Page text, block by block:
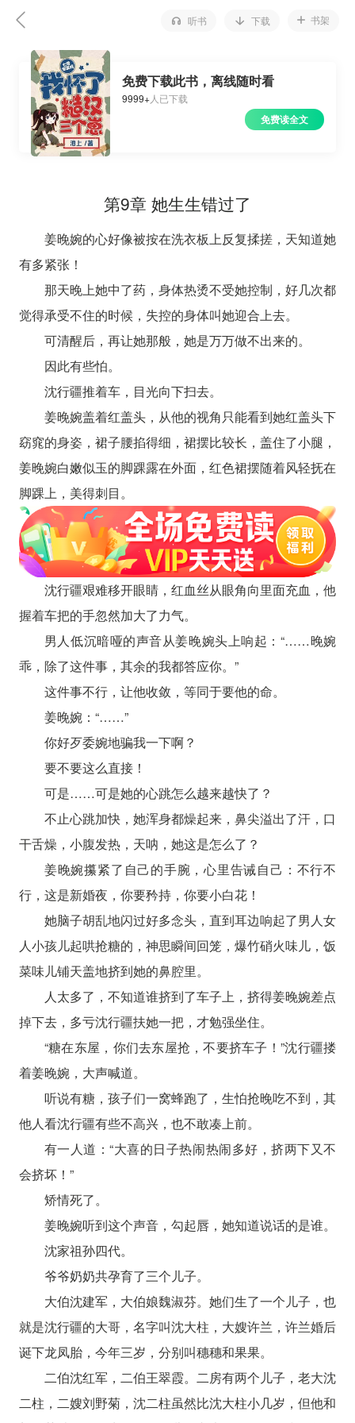
听书 下载 书架
免费下载此书，离线随时看
9999+人已下载
免费读全文
第9章 她生生错过了
姜晚婉的心好像被按在洗衣板上反复揉搓，天知道她
有多紧张！
那天晚上她中了药，身体热烫不受她控制，好几次都
觉得承受不住的时候，失控的身体叫她迎合上去。
可清醒后，再让她那般，她是万万做不出来的。
因此有些怕。
沈行疆推着车，目光向下扫去。
姜晚婉盖着红盖头，从他的视角只能看到她红盖头下
窈窕的身姿，裙子腰掐得细，裙摆比较长，盖住了小腿，
姜晚婉白嫩似玉的脚踝露在外面，红色裙摆随着风轻抚在
脚踝上，美得刺目。
沈行疆艰难移开眼睛，红血丝从眼角向里面充血，他
握着车把的手忽然加大了力气。
男人低沉暗哑的声音从姜晚婉头上响起：“……晚婉
乖，除了这件事，其余的我都答应你。”
这件事不行，让他收敛，等同于要他的命。
姜晚婉：“……”
你好歹委婉地骗我一下啊？
要不要这么直接！
可是……可是她的心跳怎么越来越快了？
不止心跳加快，她浑身都燥起来，鼻尖溢出了汗，口
干舌燥，小腹发热，天呐，她这是怎么了？
姜晚婉攥紧了自己的手腕，心里告诫自己：不行不
行，这是新婚夜，你要矜持，你要小白花！
她脑子胡乱地闪过好多念头，直到耳边响起了男人女
人小孩儿起哄抢糖的，神思瞬间回笼，爆竹硝火味儿，饭
菜味儿铺天盖地挤到她的鼻腔里。
人太多了，不知道谁挤到了车子上，挤得姜晚婉差点
掉下去，多亏沈行疆扶她一把，才勉强坐住。
“糖在东屋，你们去东屋抢，不要挤车子！”沈行疆搂
着姜晚婉，大声喊道。
听说有糖，孩子们一窝蜂跑了，生怕抢晚吃不到，其
他人看沈行疆有些不高兴，也不敢凑上前。
有一人道：“大喜的日子热闹热闹多好，挤两下又不
会挤坏！”
矫情死了。
姜晚婉听到这个声音，勾起唇，她知道说话的是谁。
沈家祖孙四代。
爷爷奶奶共孕育了三个儿子。
大伯沈建军，大伯娘魏淑芬。她们生了一个儿子，也
就是沈行疆的大哥，名字叫沈大柱，大嫂许兰，许兰婚后
诞下龙凤胎，今年三岁，分别叫穗穗和果果。
二伯沈红军，二伯王翠霞。二房有两个儿子，老大沈
二柱，二嫂刘野菊，沈二柱虽然比沈大柱小几岁，但他和